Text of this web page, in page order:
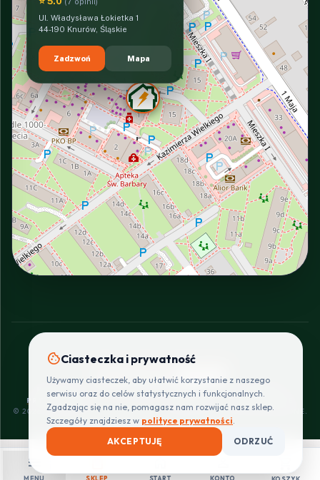
menu
Ul. Władysława Łokietka 1
44-190 Knurów, Śląskie
Zadzwoń Mapa
INTERACTIVE VIEW
SZYBKIE I BEZPIECZNE PŁATNOŚCI
POLITYKA
PRYWATNOŚCI
REGULAMIN
CENNIK
DOSTAW
ZWROTY I
REKLAMACJE
© 2026 PROINSTALLER.PL - KNURÓW. WSZYSTKIE PRAWA ZASTRZEŻONE.
cookieCiasteczka i prywatność
Używamy ciasteczek, aby ułatwić korzystanie z naszego
serwisu oraz do celów statystycznych i funkcjonalnych.
Zgadzając się na nie, pomagasz nam rozwijać nasz sklep.
Szczegóły znajdziesz w polityce prywatności.
AKCEPTUJĘ
ODRZUĆ